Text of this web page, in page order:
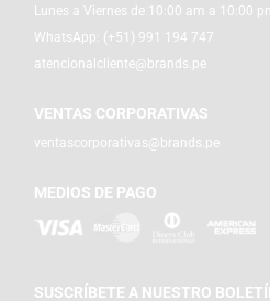
Lunes a Viernes de 10:00 am a 10:00
WhatsApp: (+51) 991 194 747
atencionalcliente@brands.pe
VENTAS CORPORATIVAS
ventascorporativas@brands.pe
MEDIOS DE PAGO
SUSCRÍBETE A NUESTRO